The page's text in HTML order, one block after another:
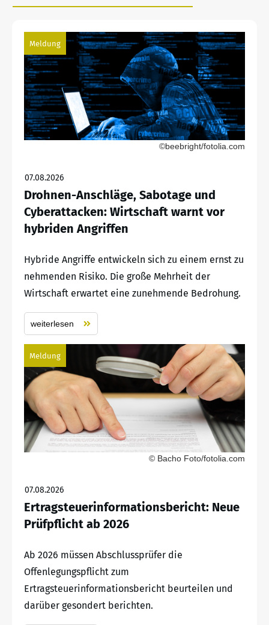
Meldung
©beebright/fotolia.com
07.08.2026
Drohnen-Anschläge, Sabotage und
Cyberattacken: Wirtschaft warnt vor
hybriden Angriffen
Hybride Angriffe entwickeln sich zu einem ernst zu
nehmenden Risiko. Die große Mehrheit der
Wirtschaft erwartet eine zunehmende Bedrohung.
weiterlesen
Meldung
© Bacho Foto/fotolia.com
07.08.2026
Ertragsteuerinformationsbericht: Neue
Prüfpflicht ab 2026
Ab 2026 müssen Abschlussprüfer die
Offenlegungspflicht zum
Ertragsteuerinformationsbericht beurteilen und
darüber gesondert berichten.